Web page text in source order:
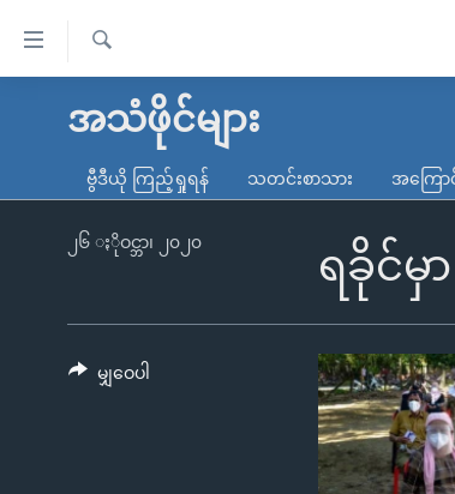
လွယ်ကူ
သည့်
မူလစာမျက်နှာ
ကမ္ဘာ့သတင်းများ
နိုင်ငံတကာ
တရုတ်
အစ္စရေး-ပါလက်စတိုင်း
ရပ်ဝန်းတခု လမ်းတခု အလွန်
အင်္ဂလိပ်စာလေ့လာမယ်
ရ
အသံဖိုင်များ
ဗွီဒီယို ကြည့်ရှုရန် သတင်းစာသား အကြော
ရခိုင်မှ
၂၆ ႏိုဝင္ဘာ၊ ၂၀၂၀
မျှဝေပါ